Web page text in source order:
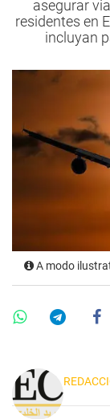
asegurar
residentes en
incluyan
A modo